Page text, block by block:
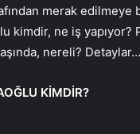
merak edilmeye
kimdir, ne iş yapıyor?
nereli? Detaylar…
KİMDİR?